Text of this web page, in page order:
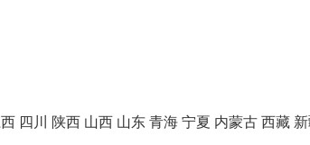
四川 陕西 山西 山东 青海 宁夏 内蒙古 西藏